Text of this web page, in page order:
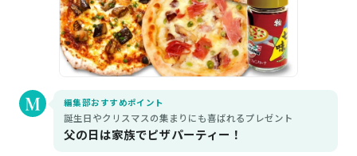
編集部おすすめポイント
誕生日やクリスマスの集まりにも喜ばれるプレゼント
父の日は家族でピザパーティー！